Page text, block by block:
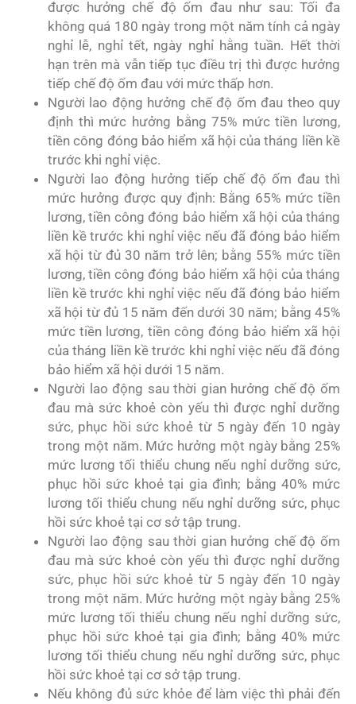
được hưởng chế độ ốm đau như sau: Tối đa
không quá 180 ngày trong một năm tính cả ngày
nghỉ lễ, nghỉ tết, ngày nghỉ hằng tuần. Hết thời
hạn trên mà vẫn tiếp tục điều trị thì được hưởng
tiếp chế độ ốm đau với mức thấp hơn.
Người lao động hưởng chế độ ốm đau theo quy
định thì mức hưởng bằng 75% mức tiền lương,
tiền công đóng bảo hiểm xã hội của tháng liền kề
trước khi nghỉ việc.
Người lao động hưởng tiếp chế độ ốm đau thì
mức hưởng được quy định: Bằng 65% mức tiền
lương, tiền công đóng bảo hiểm xã hội của tháng
liền kề trước khi nghỉ việc nếu đã đóng bảo hiểm
xã hội từ đủ 30 năm trở lên; bằng 55% mức tiền
lương, tiền công đóng bảo hiểm xã hội của tháng
liền kề trước khi nghỉ việc nếu đã đóng bảo hiểm
xã hội từ đủ 15 năm đến dưới 30 năm; bằng 45%
mức tiền lương, tiền công đóng bảo hiểm xã hội
của tháng liền kề trước khi nghỉ việc nếu đã đóng
bảo hiểm xã hội dưới 15 năm.
Người lao động sau thời gian hưởng chế độ ốm
đau mà sức khoẻ còn yếu thì được nghỉ dưỡng
sức, phục hồi sức khoẻ từ 5 ngày đến 10 ngày
trong một năm. Mức hưởng một ngày bằng 25%
mức lương tối thiểu chung nếu nghỉ dưỡng sức,
phục hồi sức khoẻ tại gia đình; bằng 40% mức
lương tối thiểu chung nếu nghỉ dưỡng sức, phục
hồi sức khoẻ tại cơ sở tập trung.
Người lao động sau thời gian hưởng chế độ ốm
đau mà sức khoẻ còn yếu thì được nghỉ dưỡng
sức, phục hồi sức khoẻ từ 5 ngày đến 10 ngày
trong một năm. Mức hưởng một ngày bằng 25%
mức lương tối thiểu chung nếu nghỉ dưỡng sức,
phục hồi sức khoẻ tại gia đình; bằng 40% mức
lương tối thiểu chung nếu nghỉ dưỡng sức, phục
hồi sức khoẻ tại cơ sở tập trung.
Nếu không đủ sức khỏe để làm việc thì phải đến